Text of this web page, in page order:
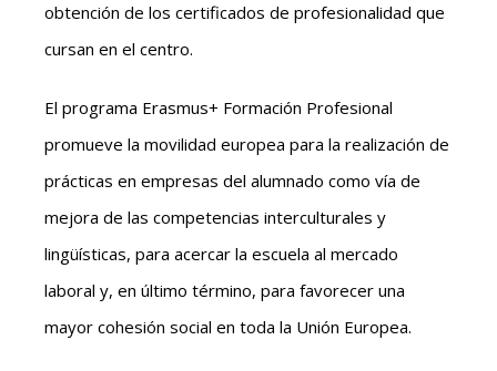
obtención de los certificados de profesionalidad que
cursan en el centro.
El programa Erasmus+ Formación Profesional
promueve la movilidad europea para la realización de
prácticas en empresas del alumnado como vía de
mejora de las competencias interculturales y
lingüísticas, para acercar la escuela al mercado
laboral y, en último término, para favorecer una
mayor cohesión social en toda la Unión Europea.